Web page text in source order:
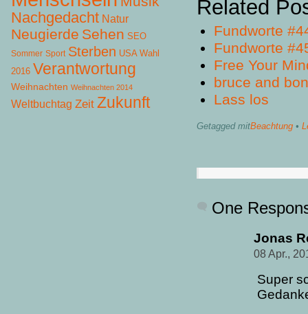
Related
Fundworte
Fundworte
Free Your
bruce and
Lass los
Getagged mitBeachtung •
One
Jonas
08 Apr.,
Super
Nachgedacht Natur
Neugierde Sehen SEO
Sommer Sport Sterben USA Wahl
2016 Verantwortung
Weihnachten Weihnachten 2014
Weltbuchtag Zeit Zukunft